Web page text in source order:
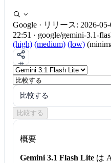
Google · リリース: 2026-
22:51 · google/gemini-3.1-
(high) (medium) (low)
共
有
比較する
比較する
概要
Gemini 3.1 Flash Liteは